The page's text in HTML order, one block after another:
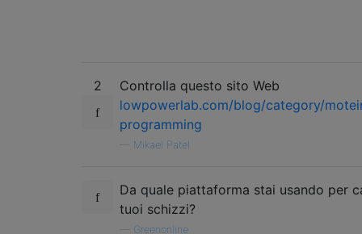
2
Controlla questo sito Web
lowpowerlab.com/blog/category/
programming
Mikael Patel
Da quale piattaforma stai usando per
tuoi schizzi?
Greenonline